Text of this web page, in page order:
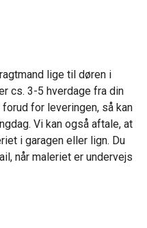
lige til døren i
cs. 3-5 hverdage fra din
for leveringen, så kan
Vi kan også aftale, at
i garagen eller lign. Du
når maleriet er undervejs